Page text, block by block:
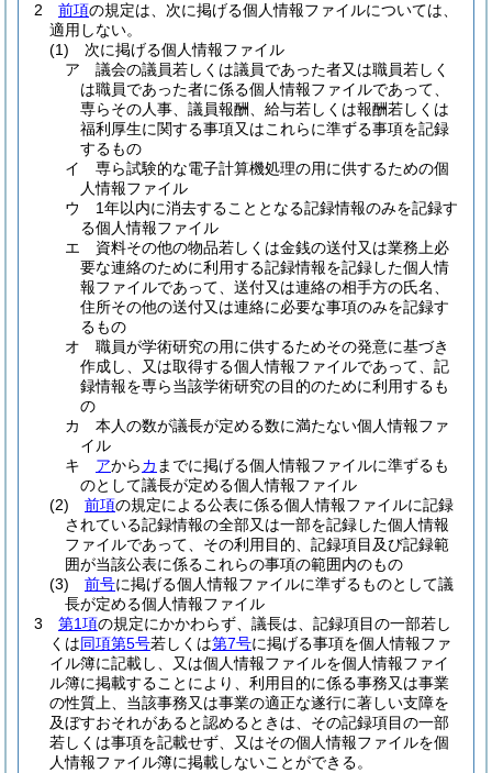
2
前項の規定は、次に掲げる個人情報ファイルについては、
適用しない。
(1)
次に掲げる個人情報ファイル
ア
議会の議員若しくは議員であった者又は職員若しく
は職員であった者に係る個人情報ファイルであって、
専らその人事、議員報酬、給与若しくは報酬若しくは
福利厚生に関する事項又はこれらに準ずる事項を記録
するもの
イ
専ら試験的な電子計算機処理の用に供するための個
人情報ファイル
ウ
1年以内に消去することとなる記録情報のみを記録す
る個人情報ファイル
エ
資料その他の物品若しくは金銭の送付又は業務上必
要な連絡のために利用する記録情報を記録した個人情
報ファイルであって、送付又は連絡の相手方の氏名、
住所その他の送付又は連絡に必要な事項のみを記録す
るもの
オ
職員が学術研究の用に供するためその発意に基づき
作成し、又は取得する個人情報ファイルであって、記
録情報を専ら当該学術研究の目的のために利用するも
の
カ
本人の数が議長が定める数に満たない個人情報ファ
イル
キ
アからカ までに掲げる個人情報ファイルに準ずるも
のとして議長が定める個人情報ファイル
(2)
前項の規定による公表に係る個人情報ファイルに記録
されている記録情報の全部又は一部を記録した個人情報
ファイルであって、その利用目的、記録項目及び記録範
囲が当該公表に係るこれらの事項の範囲内のもの
(3)
前号に掲げる個人情報ファイルに準ずるものとして議
長が定める個人情報ファイル
3
第1項の規定にかかわらず、議長は、記録項目の一部若し
くは同項第5号若しくは第7号に掲げる事項を個人情報ファ
イル簿に記載し、又は個人情報ファイルを個人情報ファイ
ル簿に掲載することにより、利用目的に係る事務又は事業
の性質上、当該事務又は事業の適正な遂行に著しい支障を
及ぼすおそれがあると認めるときは、その記録項目の一部
若しくは事項を記載せず、又はその個人情報ファイルを個
人情報ファイル簿に掲載しないことができる。